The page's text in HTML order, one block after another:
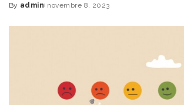
Posted
By admin novembre 8, 2023